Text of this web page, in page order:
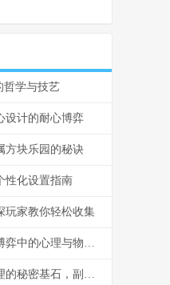
哲学与技艺
设计的耐心博弈
方块乐园的秘诀
性化设置指南
玩家教你轻松收集
和平精英旋转陀螺是什么，战术博弈中的心理与物理轴心
我的世界黑帮仓库指令，帮派管理的秘密基石，副标题，指令构筑的地下秩序与财富堡垒